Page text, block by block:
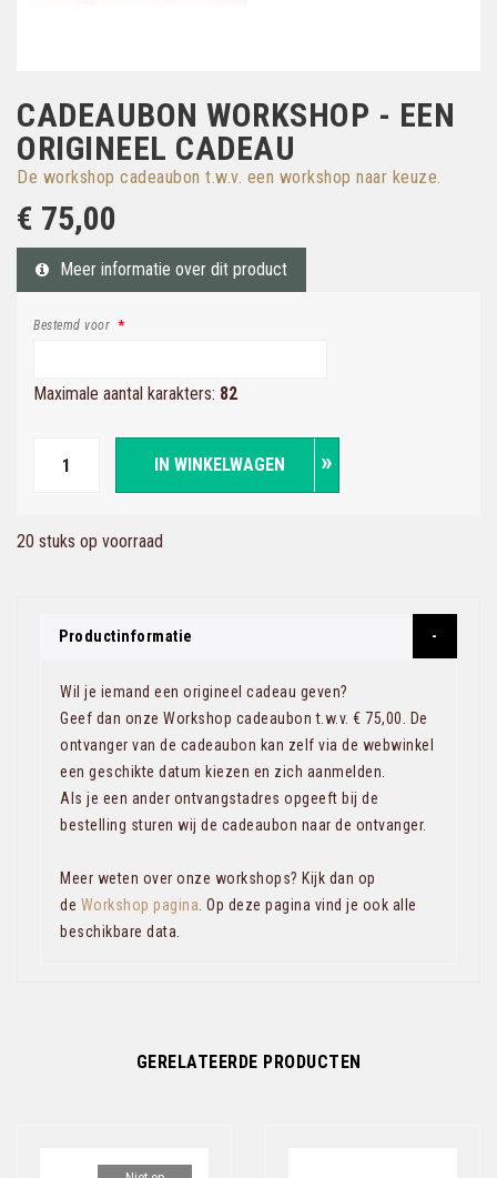
CADEAUBON WORKSHOP - EEN
ORIGINEEL CADEAU
De workshop cadeaubon t.w.v. een workshop naar keuze.
€ 75,00
Meer informatie over dit product
Bestemd voor
Maximale aantal karakters: 82
IN WINKELWAGEN
20 stuks op voorraad
Productinformatie
Wil je iemand een origineel cadeau geven?
Geef dan onze Workshop cadeaubon t.w.v. € 75,00. De
ontvanger van de cadeaubon kan zelf via de webwinkel
een geschikte datum kiezen en zich aanmelden.
Als je een ander ontvangstadres opgeeft bij de
bestelling sturen wij de cadeaubon naar de ontvanger.
Meer weten over onze workshops? Kijk dan op
de Workshop pagina . Op deze pagina vind je ook alle
beschikbare data.
GERELATEERDE PRODUCTEN